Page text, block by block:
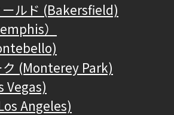
ルド (Bakersfield)
）
(Monterey Park)
Vegas)
Angeles)